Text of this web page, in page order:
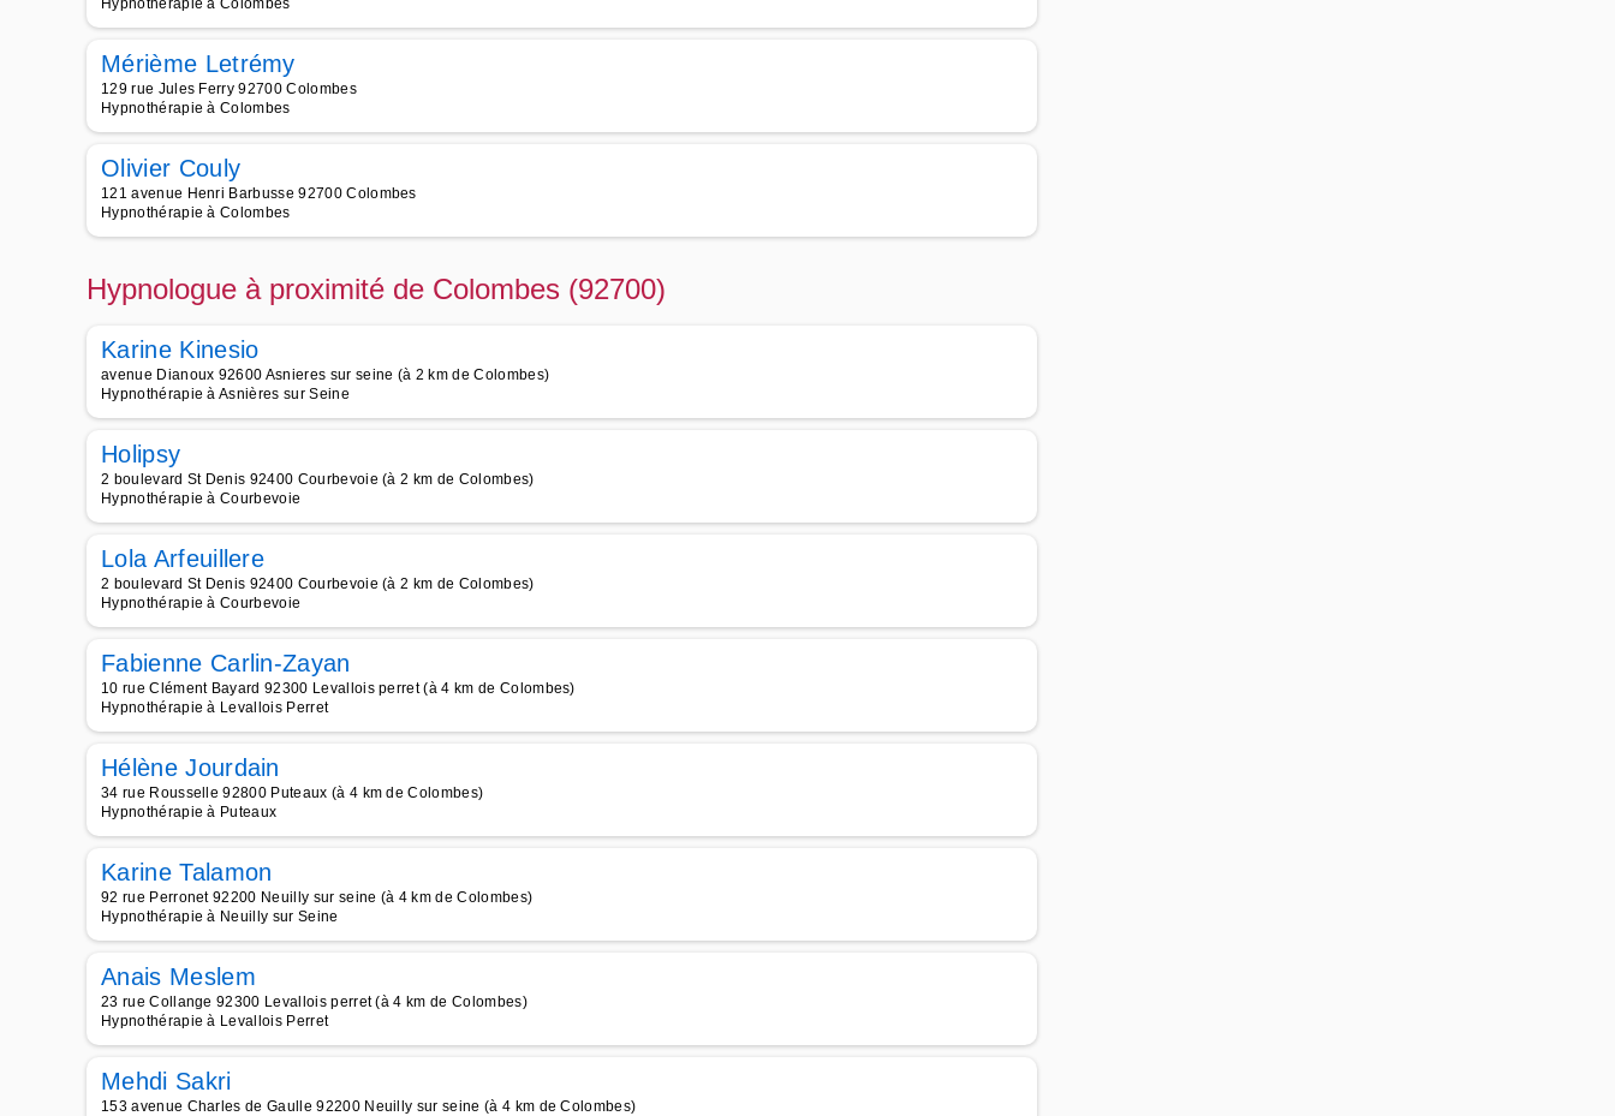
Hypnothérapie à Colombes
Mérième Letrémy
129 rue Jules Ferry 92700 Colombes
Hypnothérapie à Colombes
Olivier Couly
121 avenue Henri Barbusse 92700 Colombes
Hypnothérapie à Colombes
Hypnologue à proximité de Colombes (92700)
Karine Kinesio
avenue Dianoux 92600 Asnieres sur seine (à 2 km de Colombes)
Hypnothérapie à Asnières sur Seine
Holipsy
2 boulevard St Denis 92400 Courbevoie (à 2 km de Colombes)
Hypnothérapie à Courbevoie
Lola Arfeuillere
2 boulevard St Denis 92400 Courbevoie (à 2 km de Colombes)
Hypnothérapie à Courbevoie
Fabienne Carlin-Zayan
10 rue Clément Bayard 92300 Levallois perret (à 4 km de Colombes)
Hypnothérapie à Levallois Perret
Hélène Jourdain
34 rue Rousselle 92800 Puteaux (à 4 km de Colombes)
Hypnothérapie à Puteaux
Karine Talamon
92 rue Perronet 92200 Neuilly sur seine (à 4 km de Colombes)
Hypnothérapie à Neuilly sur Seine
Anais Meslem
23 rue Collange 92300 Levallois perret (à 4 km de Colombes)
Hypnothérapie à Levallois Perret
Mehdi Sakri
153 avenue Charles de Gaulle 92200 Neuilly sur seine (à 4 km de Colombes)